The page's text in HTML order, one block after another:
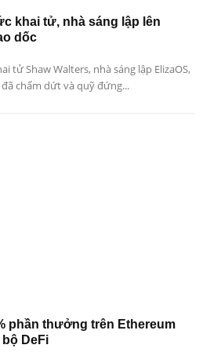
khai tử, nhà sáng lập lên
dốc
tử Shaw Walters, nhà sáng lập ElizaOS,
chấm dứt và quỹ đứng...
phần thưởng trên Ethereum
DeFi